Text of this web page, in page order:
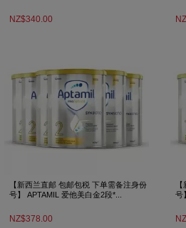
NZ$340.00
【新西兰直邮 包邮包税 下单需备注身份
号】 APTAMIL 爱他美白金2段*...
NZ$378.00
号